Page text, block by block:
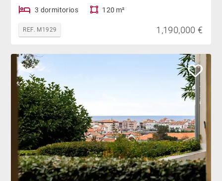
3 dormitorios 120 m²
REF. M1929 1,190,000 €